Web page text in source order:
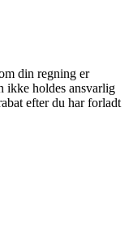
din regning er
ikke holdes ansvarlig
efter du har forladt